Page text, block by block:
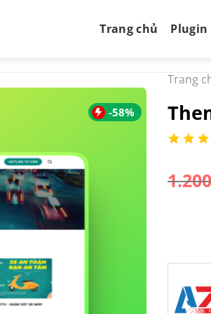
Trang chủ Plugin
-58%
Trang